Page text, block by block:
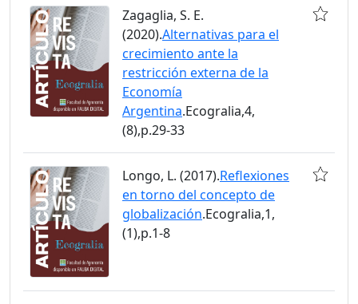
Zagaglia, S. E.
(2020).Alternativas para el
crecimiento ante la
restricción externa de la
Economía
Argentina.Ecogralia,4,
(8),p.29-33
Longo, L. (2017).Reflexiones
en torno del concepto de
globalización.Ecogralia,1,
(1),p.1-8